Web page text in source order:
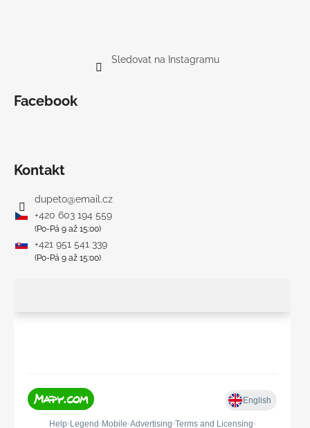
Sledovat na Instagramu
Facebook
Kontakt
dupeto@email.cz
+420 603 194 559
(Po-Pá 9 až 15:00)
+421 951 541 339
(Po-Pá 9 až 15:00)